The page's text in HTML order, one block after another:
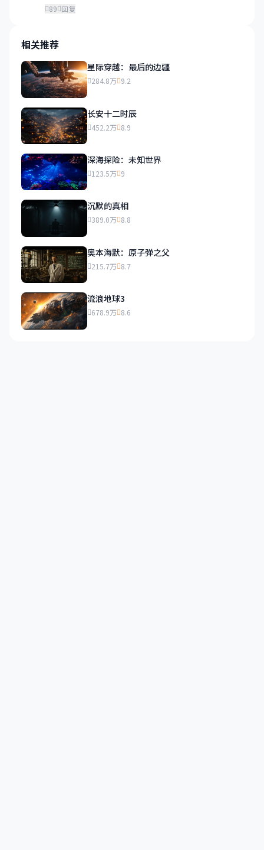
89 回复
相关推荐
星际穿越：最后的边疆
284.8万 9.2
长安十二时辰
452.2万 8.9
深海探险：未知世界
123.5万 9
沉默的真相
389.0万 8.8
奥本海默：原子弹之父
215.7万 8.7
流浪地球3
678.9万 8.6